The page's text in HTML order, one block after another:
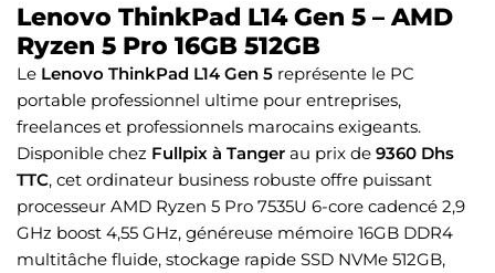
Lenovo ThinkPad L14 Gen 5 – AMD
Ryzen 5 Pro 16GB 512GB
Le Lenovo ThinkPad L14 Gen 5 représente le PC
portable professionnel ultime pour entreprises,
freelances et professionnels marocains exigeants.
Disponible chez Fullpix à Tanger au prix de 9360 Dhs
TTC, cet ordinateur business robuste offre puissant
processeur AMD Ryzen 5 Pro 7535U 6-core cadencé 2,9
GHz boost 4,55 GHz, généreuse mémoire 16GB DDR4
multitâche fluide, stockage rapide SSD NVMe 512GB,